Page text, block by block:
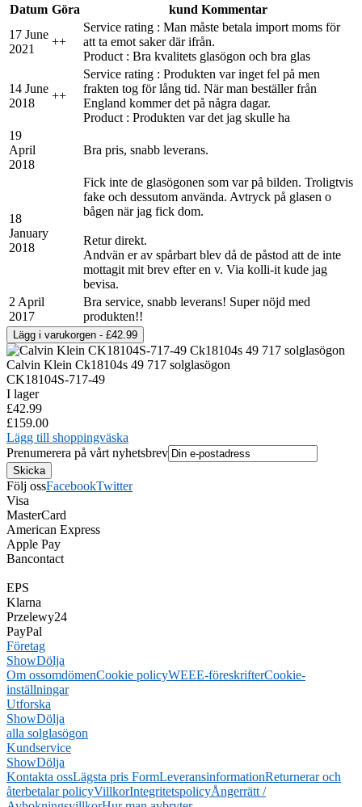
Datum Göra
kund Kommentar
17 June
2021
++
Service rating : Man måste betala import moms för
att ta emot saker där ifrån.
Product : Bra kvalitets glasögon och bra glas
14 June
2018
++
Service rating : Produkten var inget fel på men
frakten tog för lång tid. När man beställer från
England kommer det på några dagar.
Product : Produkten var det jag skulle ha
19
April
2018
Bra pris, snabb leverans.
18
January
2018
Fick inte de glasögonen som var på bilden. Troligtvis
fake och dessutom använda. Avtryck på glasen o
bågen när jag fick dom.
Retur direkt.
Andvän er av spårbart blev då de påstod att de inte
mottagit mit brev efter en v. Via kolli-it kude jag
bevisa.
2 April
2017
Bra service, snabb leverans! Super nöjd med
produkten!!
Calvin Klein Ck18104s 49 717 solglasögon
CK18104S-717-49
I lager
£42.99
£159.00
Lägg till shoppingväska
Prenumerera på vårt nyhetsbrev
Följ ossFacebookTwitter
Visa
MasterCard
American Express
Apple Pay
Bancontact
EPS
Klarna
Przelewy24
PayPal
Företag
ShowDölja
Om ossomdömenCookie policyWEEE-föreskrifterCookie-
inställningar
Utforska
ShowDölja
alla solglasögon
Kundservice
ShowDölja
Kontakta ossLägsta pris FormLeveransinformationReturnerar och
återbetalar policyVillkorIntegritetspolicyÅngerrätt /